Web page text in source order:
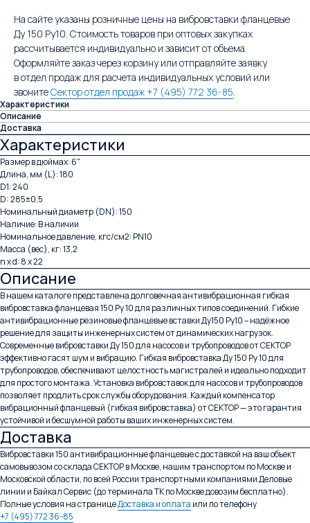
На сайте указаны розничные цены на вибровставки фланцевые
Ду 150 Ру10. Стоимость товаров при оптовых закупках
рассчитывается индивидуально и зависит от объема.
Оформляйте заказ через корзину или отправляйте заявку
в отдел продаж для расчета индивидуальных условий или
звонитеСектор отдел продаж +7 (495) 772 36-85
Характеристики
Описание
Доставка
Характеристики
Размер в дюймах: 6"
Длина, мм (L): 180
D1: 240
D: 285±0,5
Номинальный диаметр (DN): 150
Наличие: В наличии
Номинальное давление, кгс/см2: PN10
Масса (вес), кг: 13,2
n x d: 8 x 22
Описание
В нашем каталоге представлена долговечная антивибрационная гибкая
вибровставка фланцевая 150 Ру 10 для различных типов соединений. Гибкие
антивибрационные резиновые фланцевые вставки Ду150 Ру10 – надёжное
решение для защиты инженерных систем от динамических нагрузок.
Современные вибровставки Ду 150 для насосов и трубопроводов от СЕКТОР
эффективно гасят шум и вибрацию. Гибкая вибровставка Ду 150 Ру 10 для
трубопроводов, обеспечивают целостность магистралей и идеально подходит
для простого монтажа. Установка вибровставок для насосов и трубопроводов
позволяет продлить срок службы оборудования. Каждый компенсатор
вибрационный фланцевый (гибкая вибровставка) от СЕКТОР — это гарантия
устойчивой и бесшумной работы ваших инженерных систем.
Доставка
Вибровставки 150 антивибрационные фланцевые с доставкой на ваш объект
самовывозом со склада СЕКТОР в Москве, нашим транспортом по Москве и
Московской области, по всей России транспортными компаниями Деловые
линии и Байкал Сервис (до терминала ТК по Москве довозим бесплатно).
Полные условия на страницеДоставка и оплата или по телефону
+7 (495) 772 36-85